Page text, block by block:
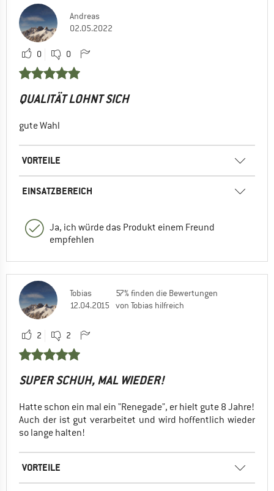
Andreas
02.05.2022
0 0
QUALITÄT LOHNT SICH
gute Wahl
VORTEILE
EINSATZBEREICH
Ja, ich würde das Produkt einem Freund
empfehlen
Tobias
12.04.2015
57% finden die Bewertungen
von Tobias hilfreich
2 2
SUPER SCHUH, MAL WIEDER!
Hatte schon ein mal ein "Renegade", er hielt gute 8 Jahre!
Auch der ist gut verarbeitet und wird hoffentlich wieder
so lange halten!
VORTEILE